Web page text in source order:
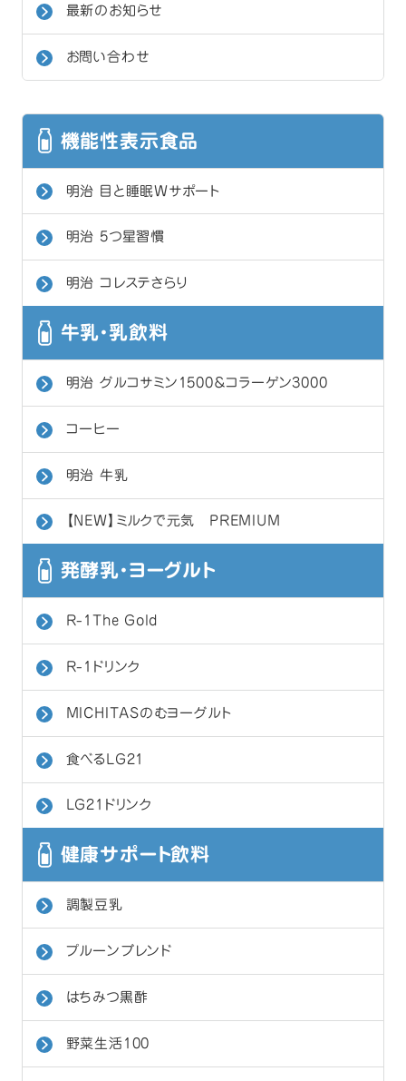
最新のお知らせ
お問い合わせ
機能性表示食品
明治 目と睡眠Wサポート
明治 5つ星習慣
明治 コレステさらり
牛乳・乳飲料
明治 グルコサミン1500＆コラーゲン3000
コーヒー
明治 牛乳
【NEW】ミルクで元気 PREMIUM
発酵乳・ヨーグルト
R-1The Gold
R-1ドリンク
MICHITASのむヨーグルト
食べるLG21
LG21ドリンク
健康サポート飲料
調製豆乳
プルーンブレンド
はちみつ黒酢
野菜生活100